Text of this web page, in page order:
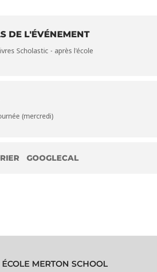
DE L'ÉVÉNEMENT
Scholastic - après l'école
(mercredi)
GOOGLECAL
ÉCOLE MERTON SCHOOL